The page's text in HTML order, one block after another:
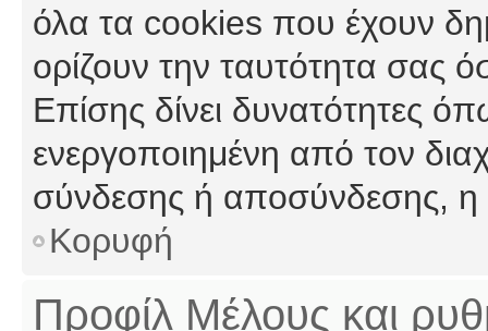
όλα τα cookies που έχουν
ορίζουν την ταυτότητα σας
Επίσης δίνει δυνατότητες
ενεργοποιημένη από τον
σύνδεσης ή αποσύνδεσης, η
Κορυφή
Προφίλ Μέλους και